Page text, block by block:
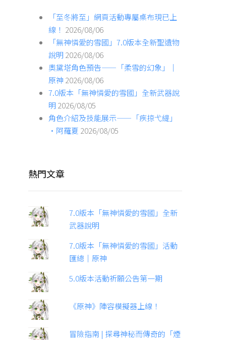
「至冬將至」網頁活動專屬桌布現已上
線！ 2026/08/06
「無神憐愛的雪國」7.0版本全新聖遺物
說明 2026/08/06
奧黛塔角色預告——「柔雪的幻象」｜
原神 2026/08/06
7.0版本「無神憐愛的雪國」全新武器說
明 2026/08/05
角色介紹及技能展示——「疾掠弋緹」
·阿羅夏 2026/08/05
熱門文章
7.0版本「無神憐愛的雪國」全新
武器說明
7.0版本「無神憐愛的雪國」活動
匯總｜原神
5.0版本活動祈願公告第一期
《原神》陣容模擬器上線！
冒險指南 | 探尋神秘而傳奇的「煙